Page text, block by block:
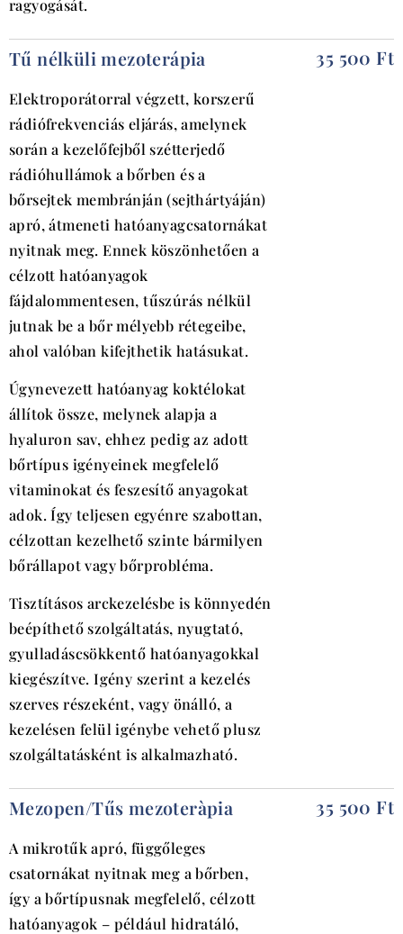
ragyogását.
Tű nélküli mezoterápia
Elektroporátorral végzett, korszerű
rádiófrekvenciás eljárás, amelynek
során a kezelőfejből szétterjedő
rádióhullámok a bőrben és a
bőrsejtek membránján (sejthártyáján)
apró, átmeneti hatóanyagcsatornákat
nyitnak meg. Ennek köszönhetően a
célzott hatóanyagok
fájdalommentesen, tűszúrás nélkül
jutnak be a bőr mélyebb rétegeibe,
ahol valóban kifejthetik hatásukat.
Úgynevezett hatóanyag koktélokat
állítok össze, melynek alapja a
hyaluron sav, ehhez pedig az adott
bőrtípus igényeinek megfelelő
vitaminokat és feszesítő anyagokat
adok. Így teljesen egyénre szabottan,
célzottan kezelhető szinte bármilyen
bőrállapot vagy bőrprobléma.
Tisztításos arckezelésbe is könnyedén
beépíthető szolgáltatás, nyugtató,
gyulladáscsökkentő hatóanyagokkal
kiegészítve. Igény szerint a kezelés
szerves részeként, vagy önálló, a
kezelésen felül igénybe vehető plusz
szolgáltatásként is alkalmazható.
35 500 Ft
Mezopen/Tűs mezoteràpia
A mikrotűk apró, függőleges
csatornákat nyitnak meg a bőrben,
így a bőrtípusnak megfelelő, célzott
hatóanyagok – például hidratáló,
35 500 Ft